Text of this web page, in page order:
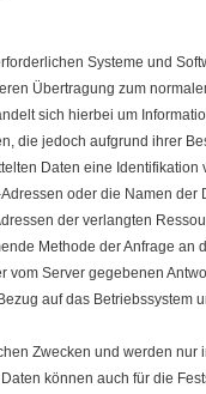
Systeme und
Übertragung zum
sich hierbei um
die jedoch aufgrund ihrer
Daten eine Identifikation
oder die Namen der
der verlangten
Methode der Anfrage an
Server gegebenen
auf das Betriebssystem
Zwecken und werden nur
können auch für die